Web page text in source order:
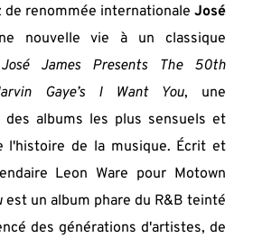
de renommée internationale José
nouvelle vie à un classique
José James Presents The 50th
Gaye’s I Want You, une
albums les plus sensuels et
l'histoire de la musique. Écrit et
Leon Ware pour Motown
est un album phare du R&B teinté
des générations d'artistes, de